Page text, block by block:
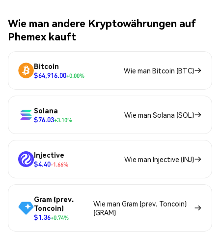
Wie man andere Kryptowährungen auf
Phemex kauft
Bitcoin
$64,916.00+0.00%
Wie man Bitcoin (BTC)
Solana
$76.03+3.10%
Wie man Solana (SOL)
Injective
$4.40-1.66%
Wie man Injective (INJ)
Gram (prev.
Toncoin)
$1.36+0.74%
Wie man Gram (prev. Toncoin)
(GRAM)